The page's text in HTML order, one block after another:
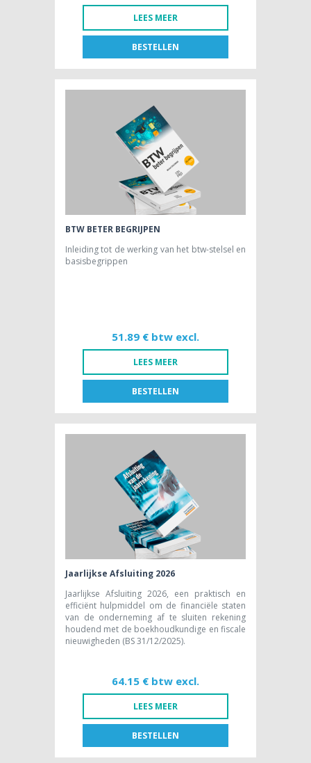
LEES MEER
BESTELLEN
NL
BTW BETER BEGRIJPEN
Inleiding tot de werking van het btw-stelsel en
basisbegrippen
51.89 € btw excl.
LEES MEER
BESTELLEN
NL
Jaarlijkse Afsluiting 2026
Jaarlijkse Afsluiting 2026, een praktisch en
efficiënt hulpmiddel om de financiële staten
van de onderneming af te sluiten rekening
houdend met de boekhoudkundige en fiscale
nieuwigheden (BS 31/12/2025).
64.15 € btw excl.
LEES MEER
BESTELLEN
NL